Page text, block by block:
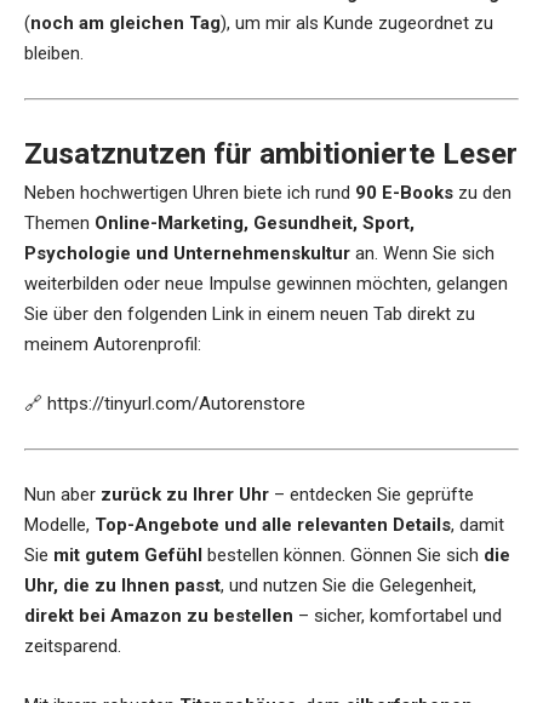
(noch am gleichen Tag), um mir als Kunde zugeordnet zu
bleiben.
Zusatznutzen für ambitionierte Leser
Neben hochwertigen Uhren biete ich rund 90 E-Books zu den
Themen Online-Marketing, Gesundheit, Sport,
Psychologie und Unternehmenskultur an. Wenn Sie sich
weiterbilden oder neue Impulse gewinnen möchten, gelangen
Sie über den folgenden Link in einem neuen Tab direkt zu
meinem Autorenprofil:
🔗 https://tinyurl.com/Autorenstore
Nun aber zurück zu Ihrer Uhr – entdecken Sie geprüfte
Modelle, Top-Angebote und alle relevanten Details, damit
Sie mit gutem Gefühl bestellen können. Gönnen Sie sich die
Uhr, die zu Ihnen passt, und nutzen Sie die Gelegenheit,
direkt bei Amazon zu bestellen – sicher, komfortabel und
zeitsparend.